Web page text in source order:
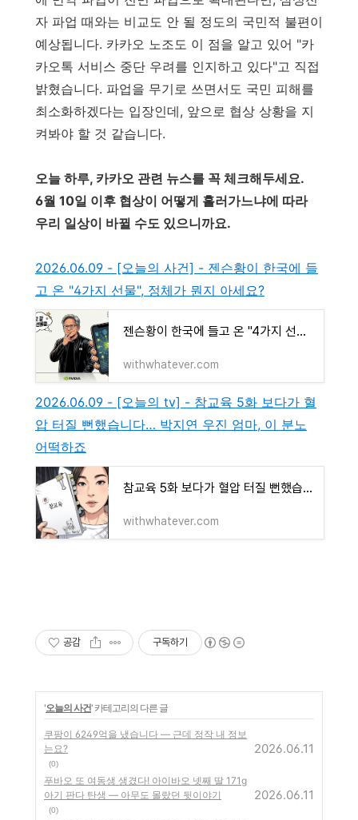
자 파업 때와는 비교도 안 될 정도의 국민적 불편이
예상됩니다. 카카오 노조도 이 점을 알고 있어 "카
카오톡 서비스 중단 우려를 인지하고 있다"고 직접
밝혔습니다. 파업을 무기로 쓰면서도 국민 피해를
최소화하겠다는 입장인데, 앞으로 협상 상황을 지
켜봐야 할 것 같습니다.
오늘 하루, 카카오 관련 뉴스를 꼭 체크해두세요.
6월 10일 이후 협상이 어떻게 흘러가느냐에 따라
우리 일상이 바뀔 수도 있으니까요.
2026.06.09 - [오늘의 사건] - 젠슨황이 한국에 들
고 온 "4가지 선물", 정체가 뭔지 아세요?
젠슨황이 한국에 들고 온 "4가지 선물", 정체가 뭔지 아세요?
withwhatever.com
2026.06.09 - [오늘의 tv] - 참교육 5화 보다가 혈
압 터질 뻔했습니다… 박지연 우진 엄마, 이 분노
어떡하죠
참교육 5화 보다가 혈압 터질 뻔했습니다… 박지연 우진 엄마, 이 분노 어떡하죠
withwhatever.com
공감 구독하기
'오늘의 사건' 카테고리의 다른 글
쿠팡이 6249억을 냈습니다 — 근데 정작 내 정보
는요?
(0)
2026.06.11
푸바오 또 여동생 생겼다! 아이바오 넷째 딸 171g
아기 판다 탄생 — 아무도 몰랐던 뒷이야기
(0)
2026.06.11